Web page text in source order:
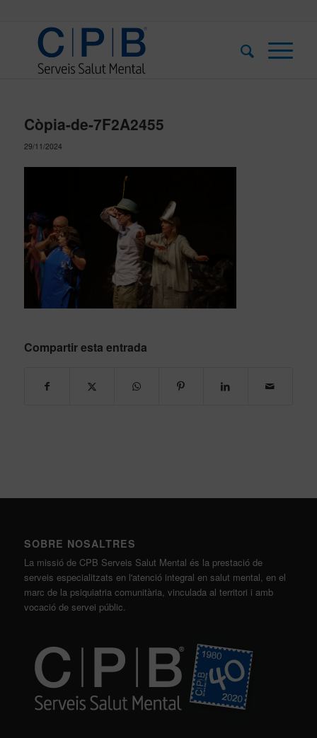
Còpia-de-7F2A2455
29/11/2024
Compartir esta entrada
SOBRE NOSALTRES
La missió de CPB Serveis Salut Mental és la prestació de
serveis especialitzats en l'atenció integral en salut mental, en el
marc de la psiquiatria comunitària, vinculada al territori i amb
vocació de servei públic.